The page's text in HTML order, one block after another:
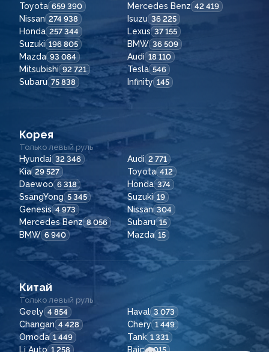
Toyota 659 390 Mercedes Benz 42 419
Nissan 274 938 Isuzu 36 225
Honda 257 344 Lexus 37 155
Suzuki 196 805 BMW 36 509
Mazda 93 084 Audi 18 110
Mitsubishi 92 721 Tesla 546
Subaru 75 838 Infinity 145
Корея
Только левый руль
Hyundai 32 346 Audi 2 771
Kia 29 527 Toyota 412
Daewoo 6 318 Honda 374
SsangYong 5 345 Suzuki 19
Genesis 4 973 Nissan 304
Mercedes Benz 8 056 Subaru 15
BMW 6 940 Mazda 15
Китай
Только левый руль
Geely 4 854 Haval 3 073
Changan 4 428 Chery 1 449
Omoda 1 449 Tank 1 331
Li Auto 1 258 Baic 1 015